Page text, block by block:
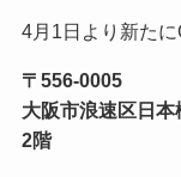
4月1日より新たに
〒556-0005
大阪市浪速区日
2階